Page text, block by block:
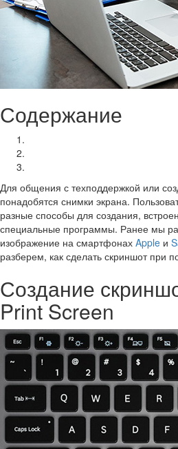
Содержание
Для общения с техподдержкой или
понадобятся снимки экрана.
разные способы для создания,
специальные программы. Ранее мы
изображение на смартфонах Apple и
разберем, как сделать скриншот при
Создание
Print Screen